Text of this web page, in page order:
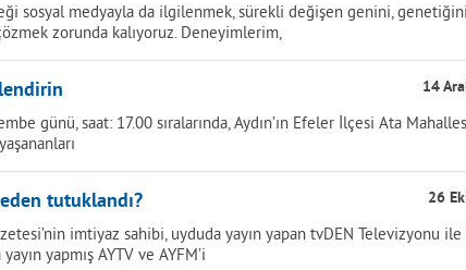
sosyal medyayla da ilgilenmek, sürekli değişen genini,
zorunda kalıyoruz. Deneyimlerim,
14
günü, saat: 17.00 sıralarında, Aydın’ın Efeler İlçesi Ata
tutuklandı? 26
imtiyaz sahibi, uyduda yayın yapan tvDEN Televizyonu
yayın yapmış AYTV ve AYFM’i